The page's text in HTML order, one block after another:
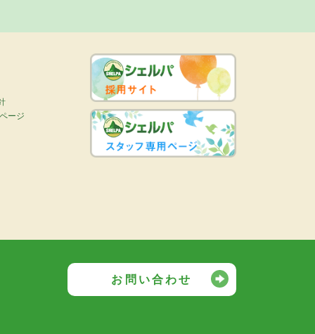
ージ
お問い合わせ